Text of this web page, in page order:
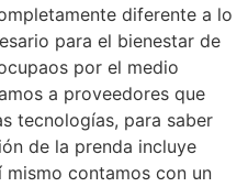
diferente a lo
para el bienestar de
por el medio
a proveedores que
tecnologías, para saber
de la prenda incluye
contamos con un